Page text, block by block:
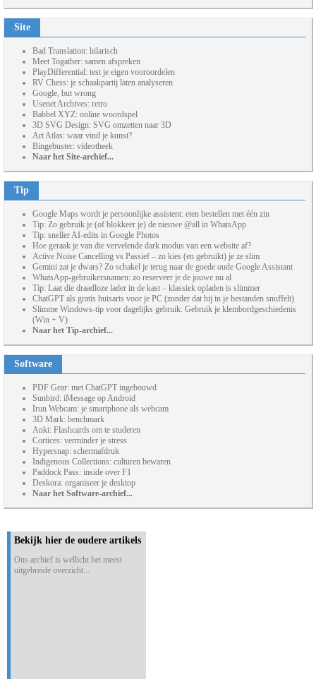
Site
Bad Translation: hilarisch
Meet Togather: samen afspreken
PlayDifferential: test je eigen vooroordelen
RV Chess: je schaakpartij laten analyseren
Google, but wrong
Usenet Archives: retro
Babbel XYZ: online woordspel
3D SVG Design: SVG omzetten naar 3D
Art Atlas: waar vind je kunst?
Bingebuster: videotheek
Naar het Site-archief...
Tip
Google Maps wordt je persoonlijke assistent: eten bestellen met één zin
Tip: Zo gebruik je (of blokkeer je) de nieuwe @all in WhatsApp
Tip: sneller AI-edits in Google Photos
Hoe geraak je van die vervelende dark modus van een website af?
Active Noise Cancelling vs Passief – zo kies (en gebruikt) je ze slim
Gemini zat je dwars? Zo schakel je terug naar de goede oude Google Assistant
WhatsApp-gebruikersnamen: zo reserveer je de jouwe nu al
Tip: Laat die draadloze lader in de kast – klassiek opladen is slimmer
ChatGPT als gratis huisarts voor je PC (zonder dat hij in je bestanden snuffelt)
Slimme Windows-tip voor dagelijks gebruik: Gebruik je klembordgeschiedenis
(Win + V)
Naar het Tip-archief...
Software
PDF Gear: met ChatGPT ingebouwd
Sunbird: iMessage op Android
Irun Webcam: je smartphone als webcam
3D Mark: benchmark
Anki: Flashcards om te studeren
Cortices: verminder je stress
Hypersnap: schermafdruk
Indigenous Collections: culturen bewaren
Paddock Pass: inside over F1
Deskora: organiseer je desktop
Naar het Software-archief...
Bekijk hier de oudere artikels
Ons archief is wellicht het meest
uitgebreide overzicht...